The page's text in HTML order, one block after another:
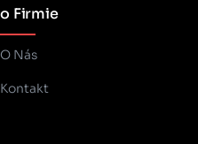
o Firmie
O Nás
Kontakt